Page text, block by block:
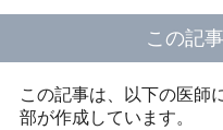
この記
この記事は、以下の医師
部が作成しています。